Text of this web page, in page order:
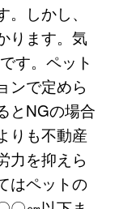
しかし、
ります。気
す。ペット
ンで定めら
とNGの場合
りも不動産
力を抑えら
はペットの